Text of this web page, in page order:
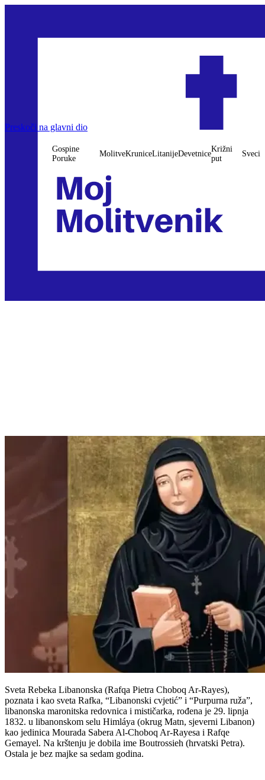
Preskoči na glavni dio
Gospine
Poruke
MolitveKruniceLitanijeDevetnice
Križni
put
Sveci
Sveta Rebeka Libanonska (Rafqa Pietra Choboq Ar-Rayes),
poznata i kao sveta Rafka, “Libanonski cvjetić” i “Purpurna ruža”,
libanonska maronitska redovnica i mističarka, rođena je 29. lipnja
1832. u libanonskom selu Himláya (okrug Matn, sjeverni Libanon)
kao jedinica Mourada Sabera Al-Choboq Ar-Rayesa i Rafqe
Gemayel. Na krštenju je dobila ime Boutrossieh (hrvatski Petra).
Ostala je bez majke sa sedam godina.